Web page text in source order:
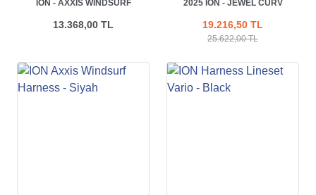
ION - AXXIS WINDSURF
13.368,00 TL
2025 ION - JEWEL CURV
TROPICAL PALM GLITCH
19.216,50 TL
25.622,00 TL